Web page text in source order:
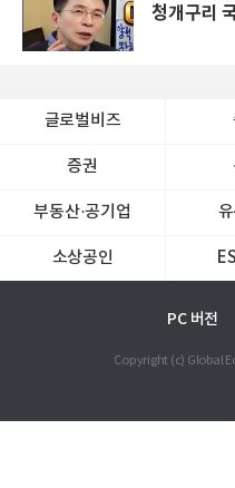
청개구리
글로벌비즈
증권
부동산·공기업 유
소상공인
PC 버전
Copyright (c) Global